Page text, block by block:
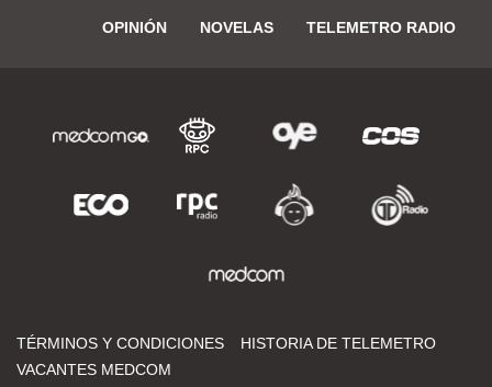
OPINIÓN NOVELAS TELEMETRO RADIO
TÉRMINOS Y CONDICIONES
HISTORIA DE TELEMETRO
VACANTES MEDCOM